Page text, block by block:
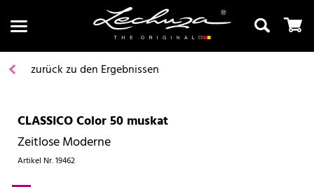
Suchen
zurück zu den Ergebnissen
CLASSICO Color 50 muskat
Zeitlose Moderne
Artikel Nr.19462